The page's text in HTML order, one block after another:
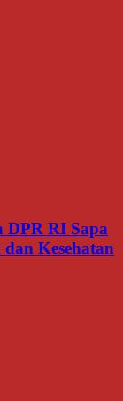
DPR RI Sapa
Kesehatan